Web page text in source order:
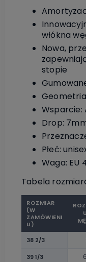
włókna
Nowa,
stopie
Wsparcie:
Drop:
Płeć:
Waga: EU
Tabela
ROZMIAR
(W
ZAMÓWIENI
U)
38 2/3
39 1/3